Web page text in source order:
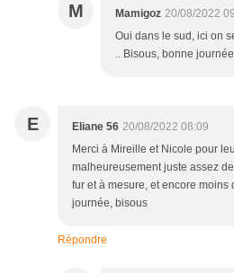
M Mamigoz 20/08/2022
Oui dans le sud, ici on
.. Bisous, bonne journée
E Eliane 56 20/08/2022 08:09
Merci à Mireille et Nicole pour
malheureusement juste assez
fur et à mesure, et encore moins
journée, bisous
Répondre